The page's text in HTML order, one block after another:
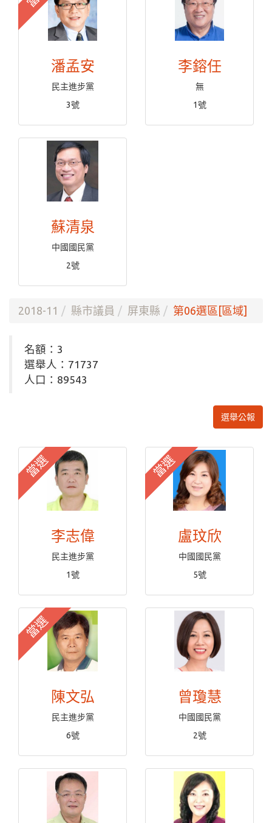
潘孟安
民主進步黨
3號
李鎔任
無
1號
蘇清泉
中國國民黨
2號
2018-11 縣市議員 屏東縣 第06選區[區域]
名額：3
選舉人：71737
人口：89543
選舉公報
當選
李志偉
民主進步黨
1號
當選
盧玟欣
中國國民黨
5號
當選
陳文弘
民主進步黨
6號
曾瓊慧
中國國民黨
2號